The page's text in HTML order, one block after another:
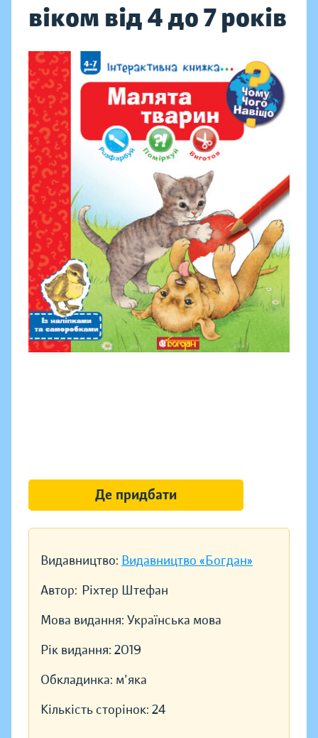
віком від 4 до 7 років
Видавництво: Видавництво «Богдан»
Автор: Ріхтер Штефан
Мова видання: Українська мова
Рік видання: 2019
Обкладинка: м'яка
Кількість сторінок: 24
Де придбати